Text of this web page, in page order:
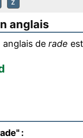
Z
anglais
de rade
: